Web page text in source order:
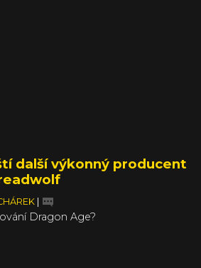
další výkonný producent
Dragon Age?